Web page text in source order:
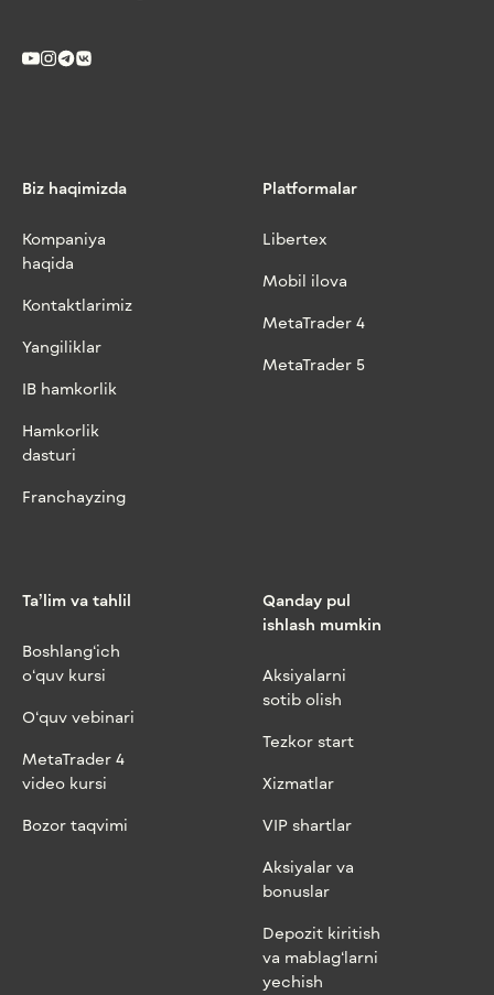
Biz haqimizda
Kompaniya
haqida
Kontaktlarimiz
Yangiliklar
IB hamkorlik
Hamkorlik
dasturi
Franchayzing
Platformalar
Libertex
Mobil ilova
MetaTrader 4
MetaTrader 5
Ta’lim va tahlil
Boshlang‘ich
o‘quv kursi
O‘quv vebinari
MetaTrader 4
video kursi
Bozor taqvimi
Qanday pul
ishlash mumkin
Aksiyalarni
sotib olish
Tezkor start
Xizmatlar
VIP shartlar
Aksiyalar va
bonuslar
Depozit kiritish
va mablag‘larni
yechish